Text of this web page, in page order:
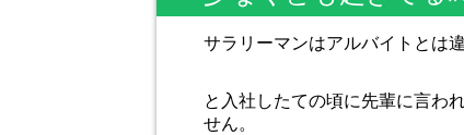
サラリーマンはアルバイトとは違
と入社したての頃に先輩に言わ
せん。